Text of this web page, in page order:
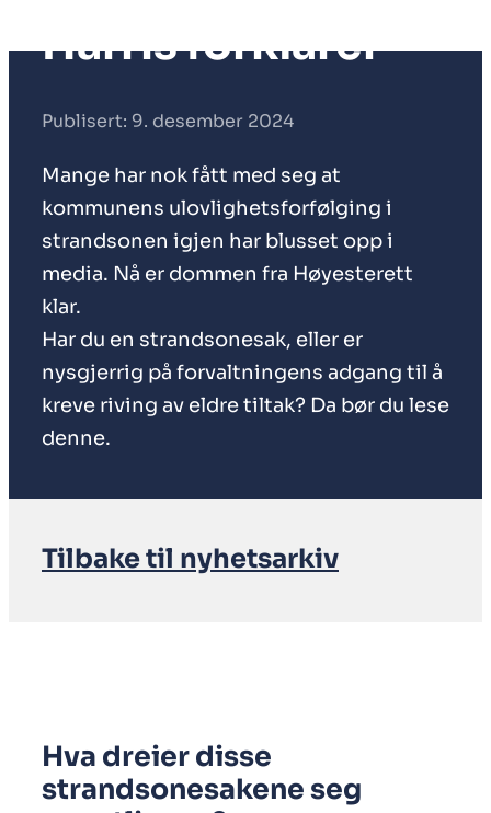
Harris forklarer
Publisert: 9. desember 2024
Mange har nok fått med seg at
kommunens ulovlighetsforfølging i
strandsonen igjen har blusset opp i
media. Nå er dommen fra Høyesterett
klar.
Har du en strandsonesak, eller er
nysgjerrig på forvaltningens adgang til å
kreve riving av eldre tiltak? Da bør du lese
denne.
Tilbake til nyhetsarkiv
Hva dreier disse
strandsonesakene seg